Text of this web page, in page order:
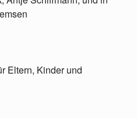
Eltern, Kinder und